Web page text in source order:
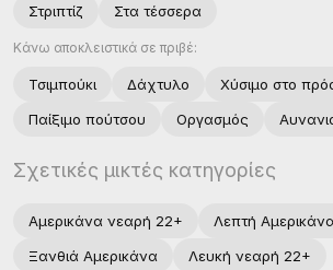
Στριπτίζ Στα τέσσερα
Κάνω αποκλειστικά σε πριβέ:
Τσιμπούκι Δάχτυλο
Χύσιμο στο
Παίξιμο πούτσου
Οργασμός
Σχετικές μικτές κατηγορίες
Αμερικάνα νεαρή 22+
Λεπτή Αμερικάνα
Ξανθιά Αμερικάνα
Λευκή νεαρή 22+